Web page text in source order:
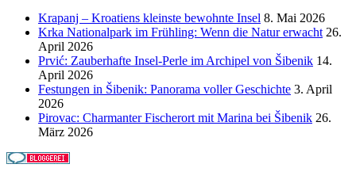
Krapanj – Kroatiens kleinste bewohnte Insel 8. Mai 2026
Krka Nationalpark im Frühling: Wenn die Natur erwacht 26.
April 2026
Prvić: Zauberhafte Insel-Perle im Archipel von Šibenik 14.
April 2026
Festungen in Šibenik: Panorama voller Geschichte 3. April
2026
Pirovac: Charmanter Fischerort mit Marina bei Šibenik 26.
März 2026